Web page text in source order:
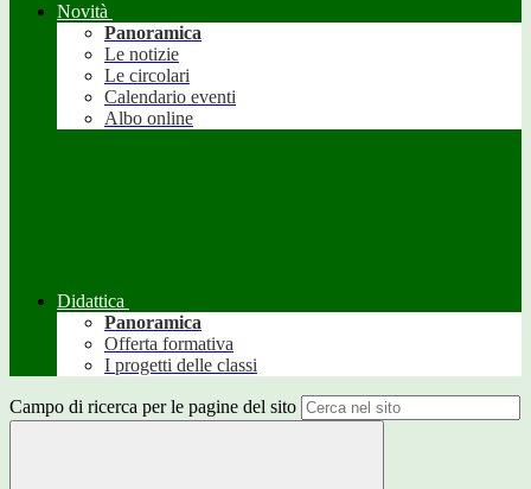
Novità
Panoramica
Le notizie
Le circolari
Calendario eventi
Albo online
Didattica
Panoramica
Offerta formativa
I progetti delle classi
Campo di ricerca per le pagine del sito